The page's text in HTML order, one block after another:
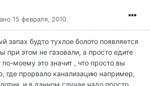
15 февраля, 2010
запах будто тухлое болото появляется
при этом не газовали, а просто едите
по-моему это значит , что просто вы
где прорвало канализацию например,